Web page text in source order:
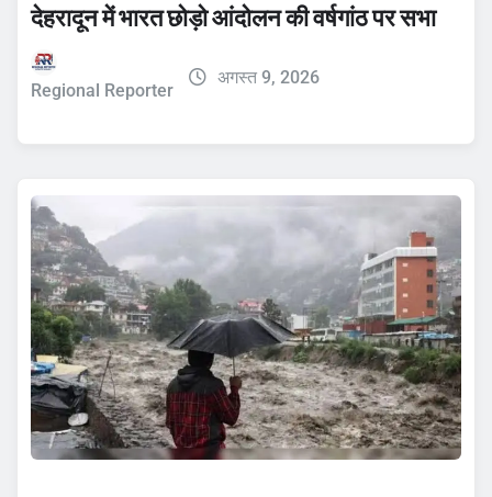
देहरादून में भारत छोड़ो आंदोलन की वर्षगांठ पर सभा
Regional Reporter
अगस्त 9, 2026